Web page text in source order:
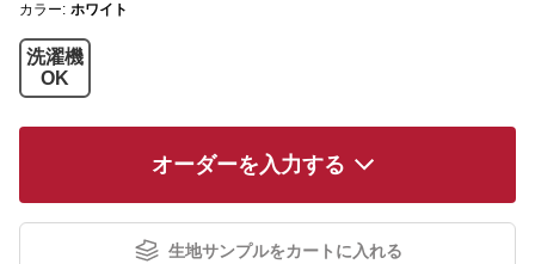
カラー: ホワイト
洗濯機
OK
オーダーを入力する
生地サンプルをカートに入れる